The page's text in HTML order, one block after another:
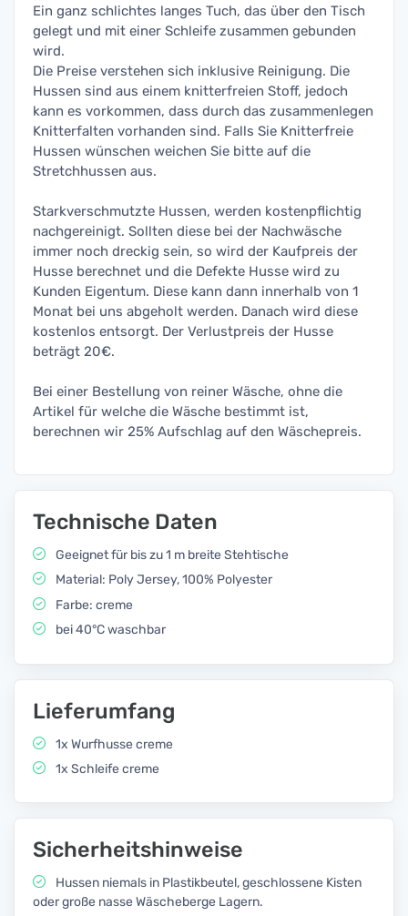
Ein ganz schlichtes langes Tuch, das über den Tisch
gelegt und mit einer Schleife zusammen gebunden
wird.
Die Preise verstehen sich inklusive Reinigung. Die
Hussen sind aus einem knitterfreien Stoff, jedoch
kann es vorkommen, dass durch das zusammenlegen
Knitterfalten vorhanden sind. Falls Sie Knitterfreie
Hussen wünschen weichen Sie bitte auf die
Stretchhussen aus.
Starkverschmutzte Hussen, werden kostenpflichtig
nachgereinigt. Sollten diese bei der Nachwäsche
immer noch dreckig sein, so wird der Kaufpreis der
Husse berechnet und die Defekte Husse wird zu
Kunden Eigentum. Diese kann dann innerhalb von 1
Monat bei uns abgeholt werden. Danach wird diese
kostenlos entsorgt. Der Verlustpreis der Husse
beträgt 20€.
Bei einer Bestellung von reiner Wäsche, ohne die
Artikel für welche die Wäsche bestimmt ist,
berechnen wir 25% Aufschlag auf den Wäschepreis.
Technische Daten
Geeignet für bis zu 1 m breite Stehtische
Material: Poly Jersey, 100% Polyester
Farbe: creme
bei 40°C waschbar
Lieferumfang
1x Wurfhusse creme
1x Schleife creme
Sicherheitshinweise
Hussen niemals in Plastikbeutel, geschlossene Kisten
oder große nasse Wäscheberge Lagern.